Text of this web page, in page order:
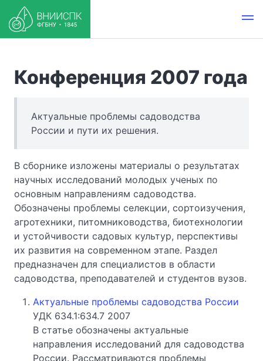
Конференция 2007 года
Актуальные проблемы садоводства
России и пути их решения.
В сборнике изложены материалы о результатах
научных исследований молодых ученых по
основным направлениям садоводства.
Обозначены проблемы селекции, сортоизучения,
агротехники, питомниководства, биотехнологии
и устойчивости садовых культур, перспективы
их развития на современном этапе. Раздел
предназначен для специалистов в области
садоводства, преподавателей и студентов вузов.
Актуальные проблемы садоводства России
УДК 634.1:634.7 2007
В статье обозначены актуальные
направления исследований для садоводства
России. Рассматриваются проблемы